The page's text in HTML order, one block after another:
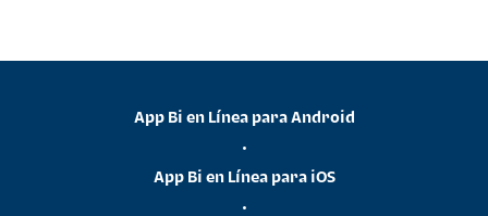
App Bi en Línea para Android
•
App Bi en Línea para iOS
•